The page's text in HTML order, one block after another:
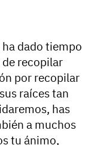
dado tiempo
recopilar
por recopilar
raíces tan
has
a muchos
tu ánimo,